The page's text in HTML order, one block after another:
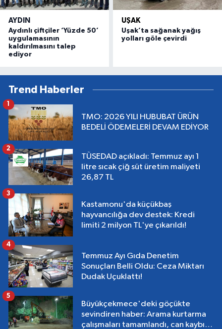
AYDIN
Aydınlı çiftçiler ‘Yüzde 50’
uygulamasının
kaldırılmasını talep
ediyor
UŞAK
Uşak’ta sağanak yağış
yolları göle çevirdi
Trend Haberler
TMO: 2026 YILI HUBUBAT ÜRÜN
BEDELİ ÖDEMELERİ DEVAM EDİYOR
1
TÜSEDAD açıkladı: Temmuz ayı 1
litre sıcak çiğ süt üretim maliyeti
26,87 TL
2
Kastamonu'da küçükbaş
hayvancılığa dev destek: Kredi
limiti 2 milyon TL'ye çıkarıldı!
3
Temmuz Ayı Gıda Denetim
Sonuçları Belli Oldu: Ceza Miktarı
Dudak Uçuklattı!
4
Büyükçekmece'deki göçükte
sevindiren haber: Arama kurtarma
çalışmaları tamamlandı, can kaybı
5